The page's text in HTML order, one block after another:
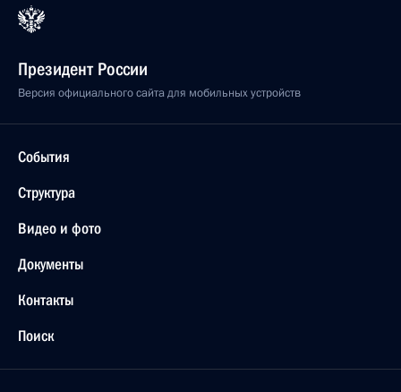
Президент России
Версия официального сайта для мобильных устройств
События
Структура
Видео и фото
Документы
Контакты
Поиск